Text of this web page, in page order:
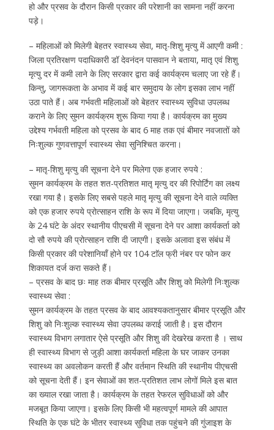
हो और प्रसव के दौरान किसी प्रकार की परेशानी का सामना नहीं करना
पड़े।
– महिलाओं को मिलेगी बेहतर स्वास्थ्य सेवा, मातृ-शिशु मृत्यु में आएगी कमी :
जिला प्रतिरक्षण पदाधिकारी डॉ देवनंदन पासवान ने बताया, मातृ एवं शिशु
मृत्यु दर में कमी लाने के लिए सरकार द्वारा कई कार्यक्रम चलाए जा रहे हैं।
किन्तु, जागरूकता के अभाव में कई बार समुदाय के लोग इसका लाभ नहीं
उठा पाते हैं। अब गर्भवती महिलाओं को बेहतर स्वास्थ्य सुविधा उपलब्ध
कराने के लिए सुमन कार्यक्रम शुरू किया गया है। कार्यक्रम का मुख्य
उद्देश्य गर्भवती महिला को प्रसव के बाद 6 माह तक एवं बीमार नवजातों को
निःशुल्क गुणवत्तापूर्ण स्वास्थ्य सेवा सुनिश्चित करना।
– मातृ-शिशु मृत्यु की सूचना देने पर मिलेगा एक हजार रुपये :
सुमन कार्यक्रम के तहत शत-प्रतिशत मातृ मृत्यु दर की रिपोर्टिंग का लक्ष्य
रखा गया है। इसके लिए सबसे पहले मातृ मृत्यु की सूचना देने वाले व्यक्ति
को एक हजार रुपये प्रोत्साहन राशि के रूप में दिया जाएगा। जबकि, मृत्यु
के 24 घंटे के अंदर स्थानीय पीएचसी में सूचना देने पर आशा कार्यकर्ता को
दो सौ रुपये की प्रोत्साहन राशि दी जाएगी। इसके अलावा इस संबंध में
किसी प्रकार की परेशानियाँ होने पर 104 टाॅल फ्री नंबर पर फोन कर
शिकायत दर्ज करा सकते हैं।
– प्रसव के बाद छः माह तक बीमार प्रसूति और शिशु को मिलेगी निःशुल्क
स्वास्थ्य सेवा :
सुमन कार्यक्रम के तहत प्रसव के बाद आवश्यकतानुसार बीमार प्रसूति और
शिशु को निःशुल्क स्वास्थ्य सेवा उपलब्ध कराई जाती है। इस दौरान
स्वास्थ्य विभाग लगातार ऐसे प्रसूति और शिशु की देखरेख करता है । साथ
ही स्वास्थ्य विभाग से जुड़ी आशा कार्यकर्ता महिला के घर जाकर उनका
स्वास्थ्य का अवलोकन करती हैं और वर्तमान स्थिति की स्थानीय पीएचसी
को सूचना देती हैं। इन सेवाओं का शत-प्रतिशत लाभ लोगों मिले इस बात
का ख्याल रखा जाता है। कार्यक्रम के तहत रेफरल सुविधाओं को और
मजबूत किया जाएगा। इसके लिए किसी भी महत्वपूर्ण मामले की आपात
स्थिति के एक घंटे के भीतर स्वास्थ्य सुविधा तक पहुंचने की गुंजाइश के